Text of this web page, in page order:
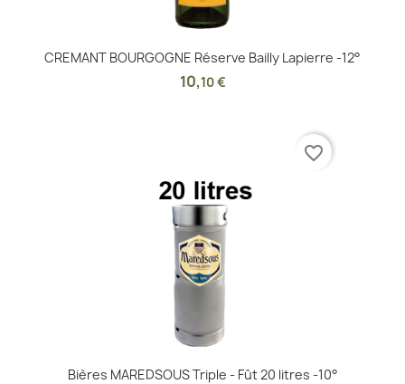
CREMANT BOURGOGNE Réserve Bailly Lapierre -12°
10,10 €
Bières MAREDSOUS Triple - Fût 20 litres -10°
favorite_border